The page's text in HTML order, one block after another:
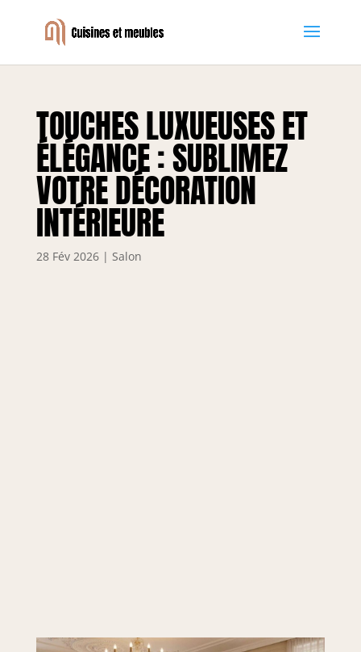
TOUCHES LUXUEUSES ET
ÉLÉGANCE : SUBLIMEZ
VOTRE DÉCORATION
INTÉRIEURE
28 Fév 2026| Salon